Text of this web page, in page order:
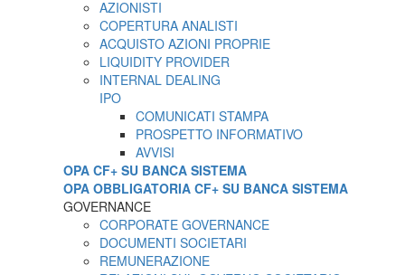
AZIONISTI
COPERTURA ANALISTI
ACQUISTO AZIONI PROPRIE
LIQUIDITY PROVIDER
INTERNAL DEALING
IPO
COMUNICATI STAMPA
PROSPETTO INFORMATIVO
AVVISI
OPA CF+ SU BANCA SISTEMA
OPA OBBLIGATORIA CF+ SU BANCA SISTEMA
GOVERNANCE
CORPORATE GOVERNANCE
DOCUMENTI SOCIETARI
REMUNERAZIONE